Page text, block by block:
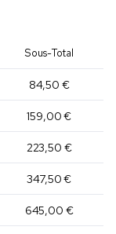
Sous-Total
84,50 €
159,00 €
223,50 €
347,50 €
645,00 €